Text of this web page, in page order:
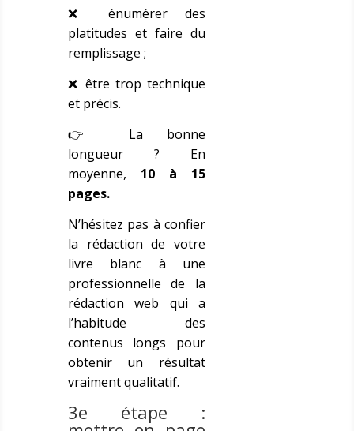
❌ énumérer des
platitudes et faire du
remplissage ;
❌ être trop technique
et précis.
👉 La bonne
longueur ? En
moyenne, 10 à 15
pages.
N’hésitez pas à confier
la rédaction de votre
livre blanc à une
professionnelle de la
rédaction web qui a
l’habitude des
contenus longs pour
obtenir un résultat
vraiment qualitatif.
3e étape :